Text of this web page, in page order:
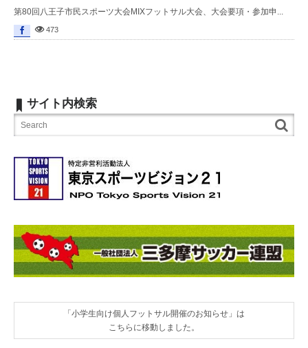
第80回八王子市民スポーツ大会MIXフットサル大会、大会要項・参加申...
473
サイト内検索
「小学生向け個人フットサル開催のお知らせ」は
こちらに移動しました。